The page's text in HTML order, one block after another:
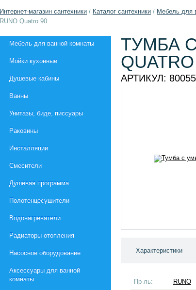
Интернет-магазин сантехники / Каталог сантехники / Мебель для
RUNO Quatro 90
Мебель для ванной комнаты
Мойки кухонные
Душевые кабины
Ванны
Унитазы, биде, писсуары
Раковины
Инсталляции
Смесители
Душевая программа
Полотенцесушители
Водонагреватели
Радиаторы отопления
Насосное оборудование
Aксессуары для ванной
комнаты
ТУМБА
АРТИКУЛ:
Характеристики
Пр-ль:
RUNO